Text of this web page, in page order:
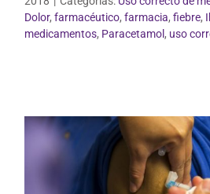
Dolor, farmacéutico, farmacia, fiebre,
medicamentos, Paracetamol, uso
Vida